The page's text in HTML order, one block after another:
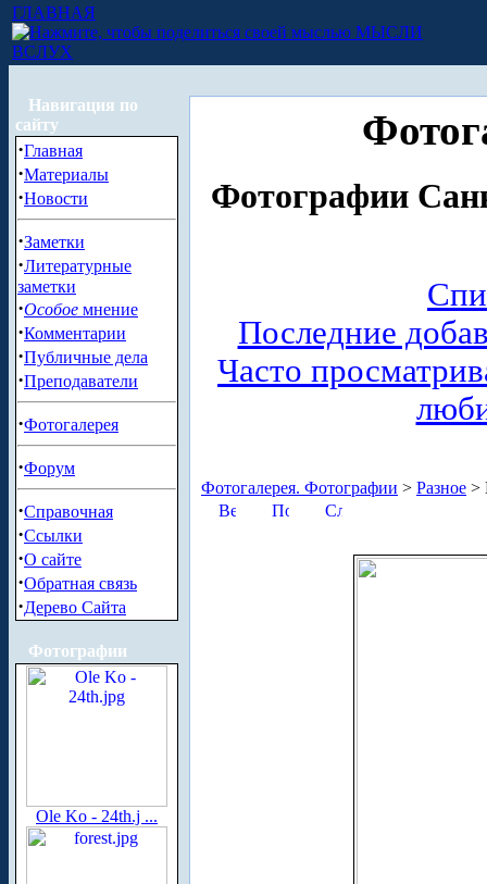
ГЛАВНАЯ
МЫСЛИ
ВСЛУХ
Навигация по
сайту
·Главная
·Материалы
·Новости
·Заметки
·Литературные
заметки
·Особое мнение
·Комментарии
·Публичные дела
·Преподаватели
·Фотогалерея
·Форум
·Справочная
·Ссылки
·О сайте
·Обратная связь
·Дерево Сайта
Фотографии
Ole Ko - 24th.j ...
Фотографии
Последние
Часто
Фотогалерея. Фотографии > Разное >